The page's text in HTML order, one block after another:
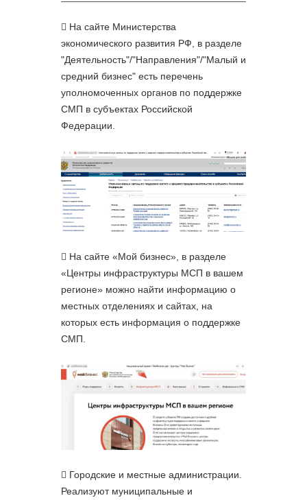
На сайте Министерства
экономического развития РФ, в разделе
"Деятельность"/"Направления"/"Малый и
средний бизнес" есть перечень
уполномоченных органов по поддержке
СМП в субъектах Российской
Федерации.
На сайте «Мой бизнес», в разделе
«Центры инфраструктуры МСП в вашем
регионе» можно найти информацию о
местных отделениях и сайтах, на
которых есть информация о поддержке
СМП.
Городские и местные администрации.
Реализуют муниципальные и